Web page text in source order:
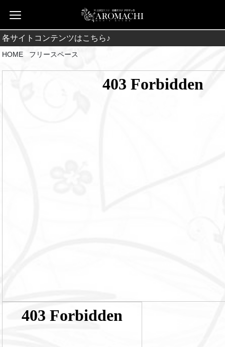
各サイトコンテンツはこちら♪
HOME フリースペース